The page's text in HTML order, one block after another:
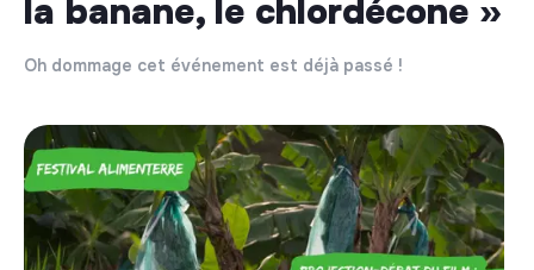
la banane, le chlordécone »
Oh dommage cet événement est déjà passé !